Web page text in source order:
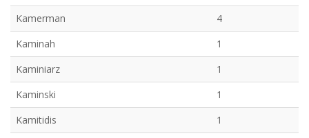
Kamerman
4
Kaminah
1
Kaminiarz
1
Kaminski
1
Kamitidis
1